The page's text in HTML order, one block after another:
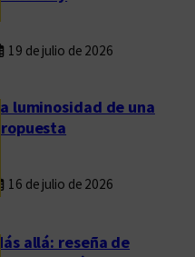
19 de julio de 2026
La luminosidad de una
propuesta
16 de julio de 2026
Más allá: reseña de